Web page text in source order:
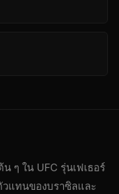
น ๆ ใน UFC รุ่นเฟเธอร์
แทนของบราซิลและ